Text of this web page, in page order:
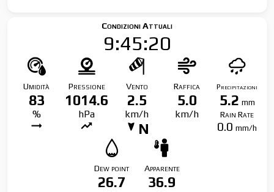
Condizioni Attuali
9:45:20
Umidità
83
%
Pressione
1014.6
hPa
Vento
2.5
km/h
N
Raffica
5.0
km/h
Precipitazioni
5.2 mm
Rain Rate
0.0 mm/h
Dew point
26.7
Apparente
36.9